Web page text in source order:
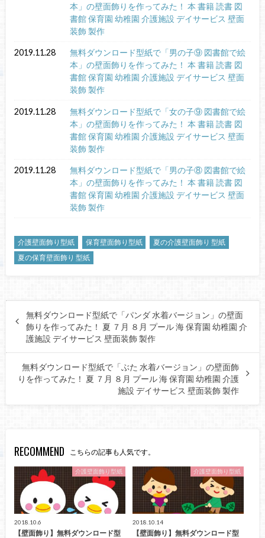
本」の壁面飾りを作ってみた！ 本 書籍 読書 図
書館 保育園 幼稚園 介護施設 デイサービス 壁面
装飾 製作
2019.11.28
無料ダウンロード型紙で「男の子⑨ 図書館で絵
本」の壁面飾りを作ってみた！ 本 書籍 読書 図
書館 保育園 幼稚園 介護施設 デイサービス 壁面
装飾 製作
2019.11.28
無料ダウンロード型紙で「女の子⑨ 図書館で絵
本」の壁面飾りを作ってみた！ 本 書籍 読書 図
書館 保育園 幼稚園 介護施設 デイサービス 壁面
装飾 製作
2019.11.28
無料ダウンロード型紙で「男の子⑧ 図書館で絵
本」の壁面飾りを作ってみた！ 本 書籍 読書 図
書館 保育園 幼稚園 介護施設 デイサービス 壁面
装飾 製作
介護壁面飾り型紙 保育壁面飾り型紙
夏の介護壁面飾り 型紙
夏の保育壁面飾り 型紙
無料ダウンロード型紙で「パンダ 水着バージョン」の壁面
飾りを作ってみた！ 夏 ７月 ８月 プール 海 保育園 幼稚園 介
護施設 デイサービス 壁面装飾 製作
無料ダウンロード型紙で「ぶた 水着バージョン」の壁面飾
りを作ってみた！ 夏 ７月 ８月 プール 海 保育園 幼稚園 介護
施設 デイサービス 壁面装飾 製作
RECOMMEND こちらの記事も人気です。
介護壁面飾り型紙
2018.10.6
【壁面飾り】無料ダウンロード型
介護壁面飾り型紙
2018.10.14
【壁面飾り】無料ダウンロード型